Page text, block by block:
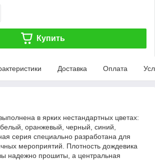
Купить
Доставка Оплата
в ярких нестандартных цветах:
оранжевый, черный, синий,
серия специально разработана для
мероприятий. Плотность дождевика
надежно прошиты, а центральная